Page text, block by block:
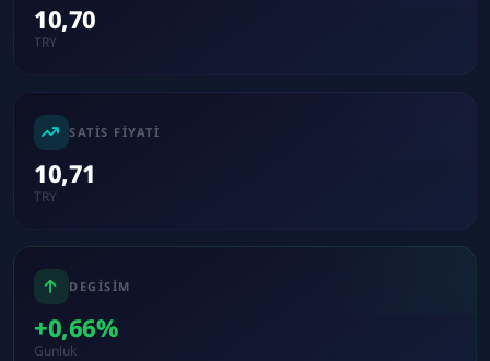
10,70
TRY
SATIS FIYATI
10,71
TRY
DEGISIM
+0,66%
Gunluk